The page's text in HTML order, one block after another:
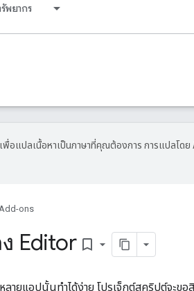
พยากร
เพื่อแปลเนื้อหาเป็นภาษาที่คุณต้องการ การแปลโดย
ons
Editor bookmark_border
ายแอปนั้นทำได้ง่าย โปรเจ็กต์สคริปต์จะข